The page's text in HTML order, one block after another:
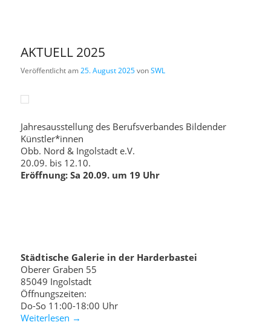
AKTUELL 2025
Veröffentlicht am25. August 2025vonSWL
Jahresausstellung des Berufsverbandes Bildender
Künstler*innen
Obb. Nord & Ingolstadt e.V.
20.09. bis 12.10.
Eröffnung: Sa 20.09. um 19 Uhr
Städtische Galerie in der Harderbastei
Oberer Graben 55
85049 Ingolstadt
Öffnungszeiten:
Do-So 11:00-18:00 Uhr
Weiterlesen →